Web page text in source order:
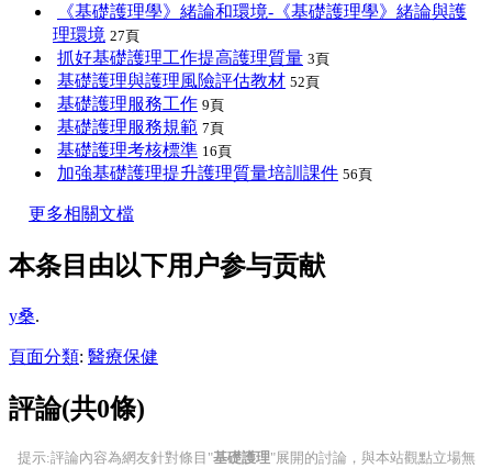
《基礎護理學》緒論和環境-《基礎護理學》緒論與護
理環境 27頁
抓好基礎護理工作提高護理質量 3頁
基礎護理與護理風險評估教材 52頁
基礎護理服務工作 9頁
基礎護理服務規範 7頁
基礎護理考核標準 16頁
加強基礎護理提升護理質量培訓課件 56頁
更多相關文檔
本条目由以下用户参与贡献
y桑.
頁面分類: 醫療保健
評論(共0條)
提示:評論內容為網友針對條目"基礎護理"展開的討論，與本站觀點立場無